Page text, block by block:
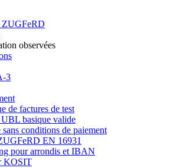
ZUGFeRD
observées
3
de factures de test
basique valide
conditions de paiement
EN 16931
pour arrondis et IBAN
KOSIT